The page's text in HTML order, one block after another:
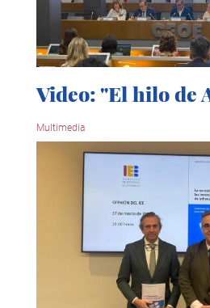
Video: "El hilo de
Multimedia